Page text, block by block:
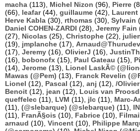
macha (113), Michel Nizon (96), Pierre
(66), leafar(44), guillaume (42), Laurent
Herve Kabla (30), rthomas (30), Sylvain
Daniel COHEN-ZARDI (28), Jeremy Fain
(27), Nicolas (25), Christophe (22),
(19), jmplanche (17),
(17), Jeremy (16), OlivierJ (16),
(16), bobonofx (15), Paul Gateau (15),
(14), Jerome (13), Lionel LaskÃ©
Mawas (@Pem) (13), Franck Revelin
Lionel (12), Pascal (12), anj (12), /Olivier
Benoit (12), jean (12), Louis van
queffelec (11), LVM (11), jlc (11), Marc-
(11), (@slebarque) (@slebarque) (11),
(11), FranÃ§ois (10), Fabrice (10),
arnaud (10), Vincent (10), Philippe